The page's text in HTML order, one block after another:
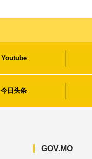
Youtube
今日头条
GOV.MO